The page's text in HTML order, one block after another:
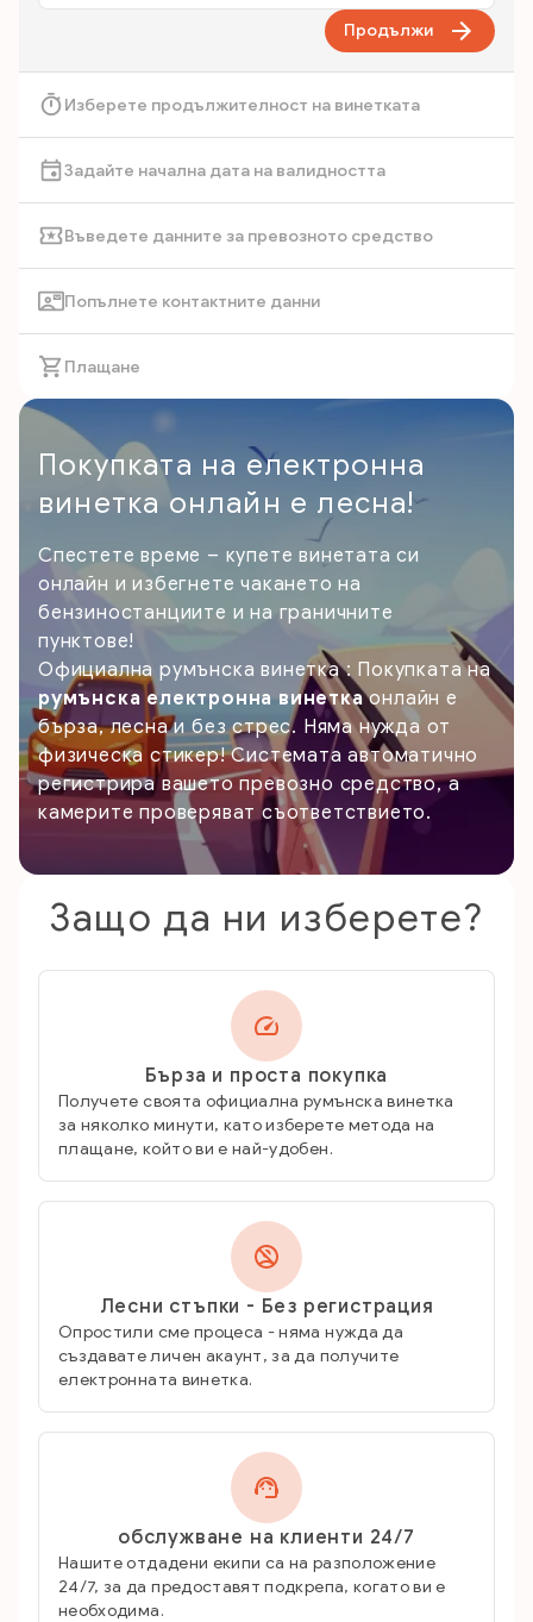
Продължи
Изберете продължителност на винетката
Задайте начална дата на валидността
Въведете данните за превозното средство
Попълнете контактните данни
Плащане
Покупката на електронна
винетка онлайн е лесна!
Спестете време – купете винетата си
онлайн и избегнете чакането на
бензиностанциите и на граничните
пунктове!
Официална румънска винетка : Покупката на
румънска електронна винеткаонлайн е
бърза, лесна и без стрес. Няма нужда от
физическа стикер! Системата автоматично
регистрира вашето превозно средство, а
камерите проверяват съответствието.
Защо да ни изберете?
Бърза и проста покупка
Получете своята официална румънска винетка
за няколко минути, като изберете метода на
плащане, който ви е най-удобен.
Лесни стъпки - Без регистрация
Опростили сме процеса - няма нужда да
създавате личен акаунт, за да получите
електронната винетка.
обслужване на клиенти 24/7
Нашите отдадени екипи са на разположение
24/7, за да предоставят подкрепа, когато ви е
необходима.